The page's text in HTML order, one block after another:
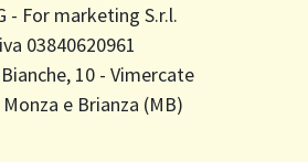
- For marketing S.r.l.
03840620961
10 - Vimercate
e Brianza (MB)